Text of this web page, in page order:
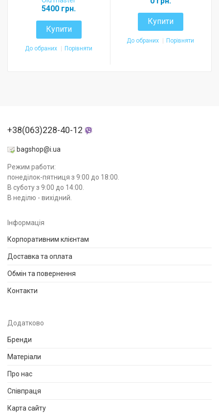
5400 грн.
Купити
До обраних Порівняти
Купити
До обраних Порівняти
+38(063)228-40-12
bagshop@i.ua
Режим работи:
понеділок-пятниця з 9:00 до 18:00.
В суботу з 9:00 до 14:00.
В неділю - вихідний.
Інформація
Корпоративним клієнтам
Доставка та оплата
Обмін та повернення
Контакти
Додатково
Бренди
Матеріали
Про нас
Співпраця
Карта сайту